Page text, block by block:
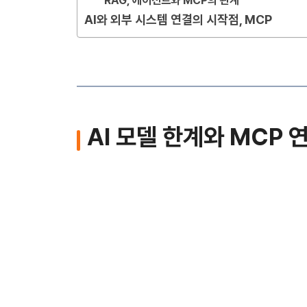
AI와 외부 시스템 연결의 시작점, MCP
AI 모델 한계와 MCP